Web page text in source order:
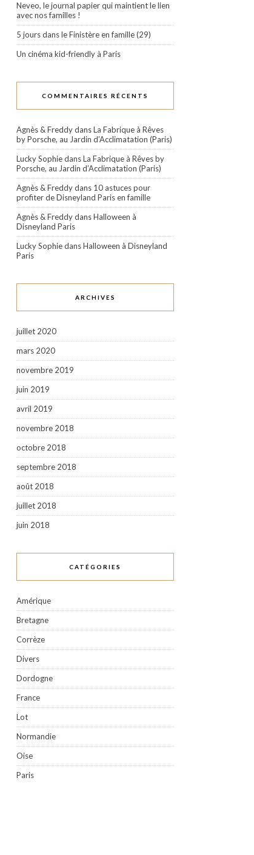
Neveo, le journal papier qui maintient le lien
avec nos familles !
5 jours dans le Finistère en famille (29)
Un cinéma kid-friendly à Paris
COMMENTAIRES RÉCENTS
Agnès & FreddydansLa Fabrique à Rêves
by Porsche, au Jardin d’Acclimatation (Paris)
Lucky SophiedansLa Fabrique à Rêves by
Porsche, au Jardin d’Acclimatation (Paris)
Agnès & Freddydans 10 astuces pour
profiter de Disneyland Paris en famille
Agnès & FreddydansHalloween à
Disneyland Paris
Lucky SophiedansHalloween à Disneyland
Paris
ARCHIVES
juillet 2020
mars 2020
novembre 2019
juin 2019
avril 2019
novembre 2018
octobre 2018
septembre 2018
août 2018
juillet 2018
juin 2018
CATÉGORIES
Amérique
Bretagne
Corrèze
Divers
Dordogne
France
Lot
Normandie
Oise
Paris